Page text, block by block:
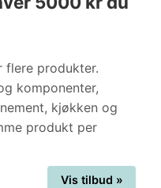
flere produkter.
komponenter,
kjøkken og
produkt per
Vis tilbud »